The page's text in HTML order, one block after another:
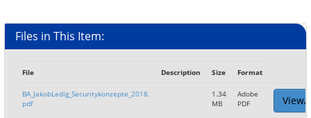
Files in This Item:
File Description Size Format
BA_JakobLedig_Securitykonzepte_2018.
pdf
1.34
MB
Adobe
PDF
View/